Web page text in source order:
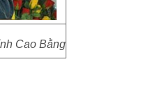
Cao Bằng